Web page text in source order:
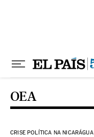
OEA
CRISE POLÍTICA NA NICARÁGUA